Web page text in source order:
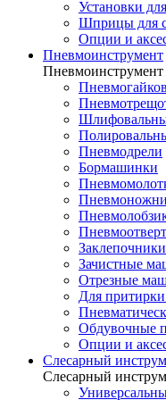
Установки
Шприцы для
Опции и
Пневмоинструмент
Пневмоинструмент
Пневмодрели
Бормашинки
Заклепочники
Зачистные
Отрезные
Для
Обдувочные
Опции и
Слесарный
Слесарный